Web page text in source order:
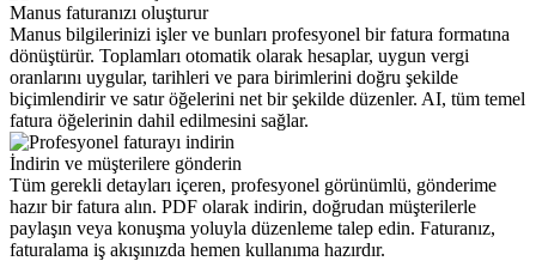
Manus faturanızı oluşturur
Manus bilgilerinizi işler ve bunları profesyonel bir fatura formatına
dönüştürür. Toplamları otomatik olarak hesaplar, uygun vergi
oranlarını uygular, tarihleri ve para birimlerini doğru şekilde
biçimlendirir ve satır öğelerini net bir şekilde düzenler. AI, tüm temel
fatura öğelerinin dahil edilmesini sağlar.
İndirin ve müşterilere gönderin
Tüm gerekli detayları içeren, profesyonel görünümlü, gönderime
hazır bir fatura alın. PDF olarak indirin, doğrudan müşterilerle
paylaşın veya konuşma yoluyla düzenleme talep edin. Faturanız,
faturalama iş akışınızda hemen kullanıma hazırdır.